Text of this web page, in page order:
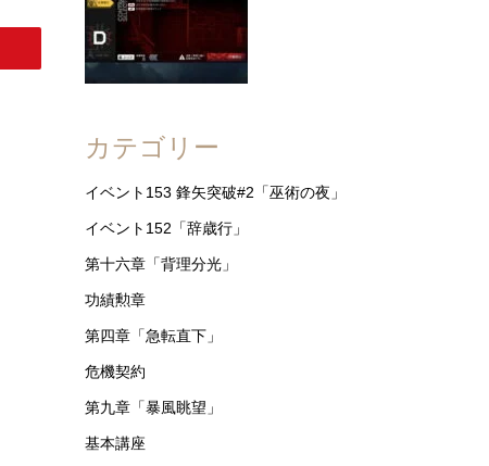
カテゴリー
イベント153 鋒矢突破#2「巫術の夜」
イベント152「辞歳行」
第十六章「背理分光」
功績勲章
第四章「急転直下」
危機契約
第九章「暴風眺望」
基本講座